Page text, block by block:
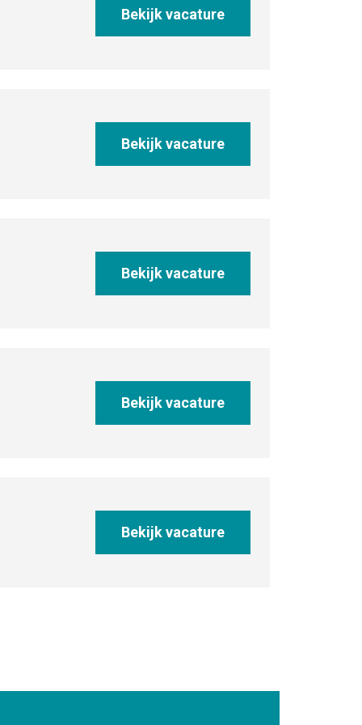
Bekijk vacature
Bekijk vacature
Bekijk vacature
Bekijk vacature
Bekijk vacature